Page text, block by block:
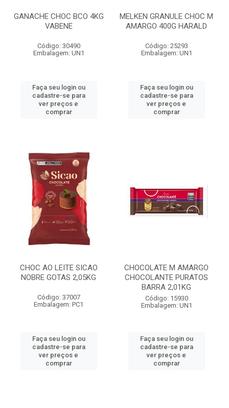
GANACHE CHOC BCO 4KG
VABENE
Código: 30490
Embalagem: UN1
Faça seu login ou
cadastre-se para
ver preços e
comprar
MELKEN GRANULE CHOC M
AMARGO 400G HARALD
Código: 25293
Embalagem: UN1
Faça seu login ou
cadastre-se para
ver preços e
comprar
CHOC AO LEITE SICAO
NOBRE GOTAS 2,05KG
Código: 37007
Embalagem: PC1
Faça seu login ou
cadastre-se para
ver preços e
comprar
CHOCOLATE M AMARGO
CHOCOLANTE PURATOS
BARRA 2,01KG
Código: 15930
Embalagem: UN1
Faça seu login ou
cadastre-se para
ver preços e
comprar